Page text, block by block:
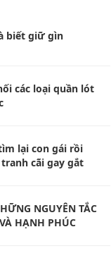
biết giữ gìn
các loại quần lót
lại con gái rồi
cãi gay gắt
NGUYÊN TẮC
HẠNH PHÚC